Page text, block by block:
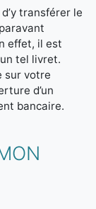
transférer le
effet, il est
tel livret.
sur votre
d’un
bancaire.